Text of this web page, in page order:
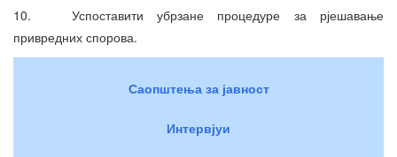
10. Успоставити убрзане процедуре за рјешавање
привредних спорова.
Саопштења за јавност
Интервјуи